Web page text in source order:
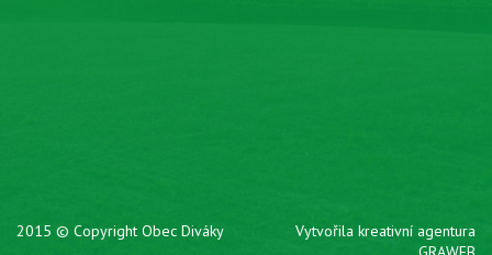
2015 © Copyright Obec Diváky
Vytvořila kreativní agentura